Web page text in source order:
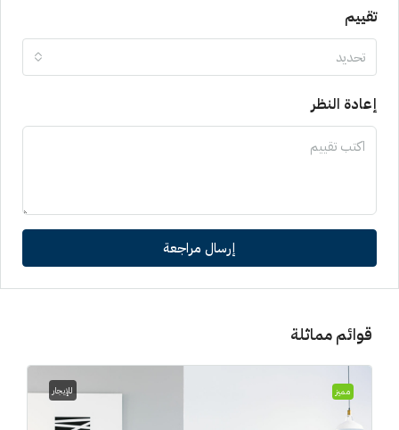
تقييم
تحديد
إعادة النظر
إرسال مراجعة
قوائم مماثلة
مميز للإيجار